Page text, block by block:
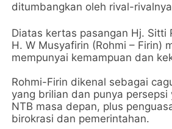
ditumbangkan oleh rival-
Diatas kertas pasangan Hj. Sitti
H. W Musyafirin (Rohmi – Firin)
mempunyai kemampuan dan
Rohmi-Firin dikenal sebagai
yang brilian dan punya
NTB masa depan, plus
birokrasi dan pemerintahan.